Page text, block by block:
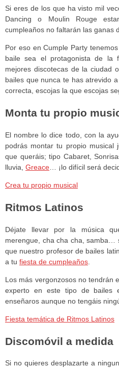
Si eres de los que ha visto mil
Dancing o Moulin Rouge
cumpleaños no faltarán las ganas
Por eso en Cumple Party
baile sea el protagonista de la
mejores discotecas de la ciudad
bailes que nunca te has atrevido
correcta, escojas la que escojas
Monta tu propio
El nombre lo dice todo, con la
podrás montar tu propio
que queráis; tipo Cabaret,
lluvia, Greace … ¡lo difícil será
Crea tu propio musical
Ritmos Latinos
Déjate llevar por la música
merengue, cha cha cha, samba…
que nuestro profesor de bailes
a tu fiesta de cumpleaños
Los más vergonzosos no tendrán
experto en este tipo de bailes
enseñaros aunque no tengáis
Fiesta temática de Ritmos Latinos
Discomóvil a medida
Si no quieres desplazarte a